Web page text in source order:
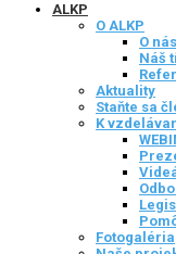
ALKP
O ALKP
O nás
Náš
Aktuality
Staňte sa
K
Fotogaléria